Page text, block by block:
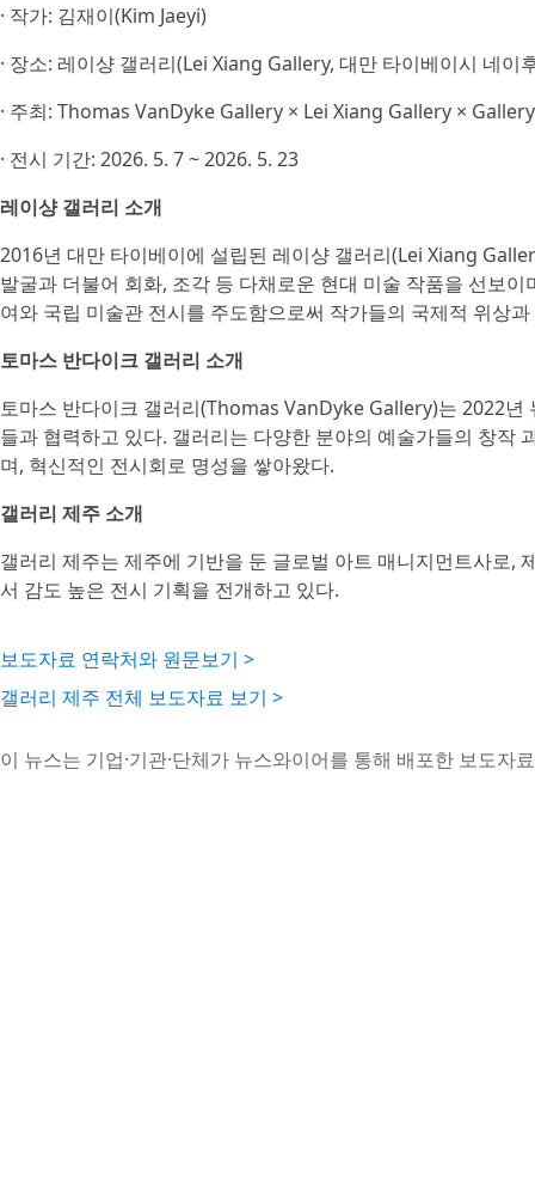
· 작가: 김재이(Kim Jaeyi)
· 장소: 레이샹 갤러리(Lei Xiang Gallery, 대만 타이베이시 네
· 주최: Thomas VanDyke Gallery × Lei Xiang Gallery ×
· 전시 기간: 2026. 5. 7 ~ 2026. 5. 23
레이샹 갤러리 소개
2016년 대만 타이베이에 설립된 레이샹 갤러리(Lei Xiang
발굴과 더불어 회화, 조각 등 다채로운 현대 미술 작품을 선보
여와 국립 미술관 전시를 주도함으로써 작가들의 국제적 위상
토마스 반다이크 갤러리 소개
토마스 반다이크 갤러리(Thomas VanDyke Gallery)는 2022
들과 협력하고 있다. 갤러리는 다양한 분야의 예술가들의 창작
며, 혁신적인 전시회로 명성을 쌓아왔다.
갤러리 제주 소개
갤러리 제주는 제주에 기반을 둔 글로벌 아트 매니지먼트사로,
서 감도 높은 전시 기획을 전개하고 있다.
보도자료 연락처와 원문보기 >
갤러리 제주 전체 보도자료 보기 >
이 뉴스는 기업·기관·단체가 뉴스와이어를 통해 배포한 보도자